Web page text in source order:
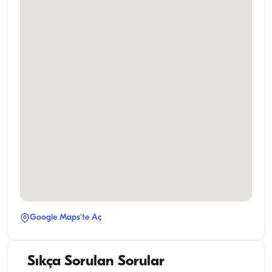
Google Maps'te Aç
Sıkça Sorulan Sorular